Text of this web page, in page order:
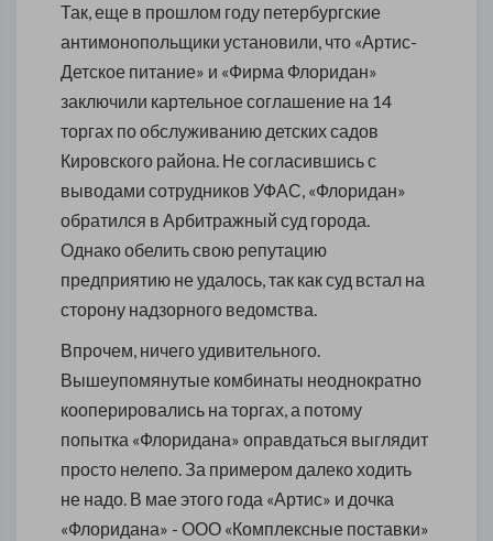
Так, еще в прошлом году петербургские
антимонопольщики установили, что «Артис-
Детское питание» и «Фирма Флоридан»
заключили картельное соглашение на 14
торгах по обслуживанию детских садов
Кировского района. Не согласившись с
выводами сотрудников УФАС, «Флоридан»
обратился в Арбитражный суд города.
Однако обелить свою репутацию
предприятию не удалось, так как суд встал на
сторону надзорного ведомства.
Впрочем, ничего удивительного.
Вышеупомянутые комбинаты неоднократно
кооперировались на торгах, а потому
попытка «Флоридана» оправдаться выглядит
просто нелепо. За примером далеко ходить
не надо. В мае этого года «Артис» и дочка
«Флоридана» - ООО «Комплексные поставки»